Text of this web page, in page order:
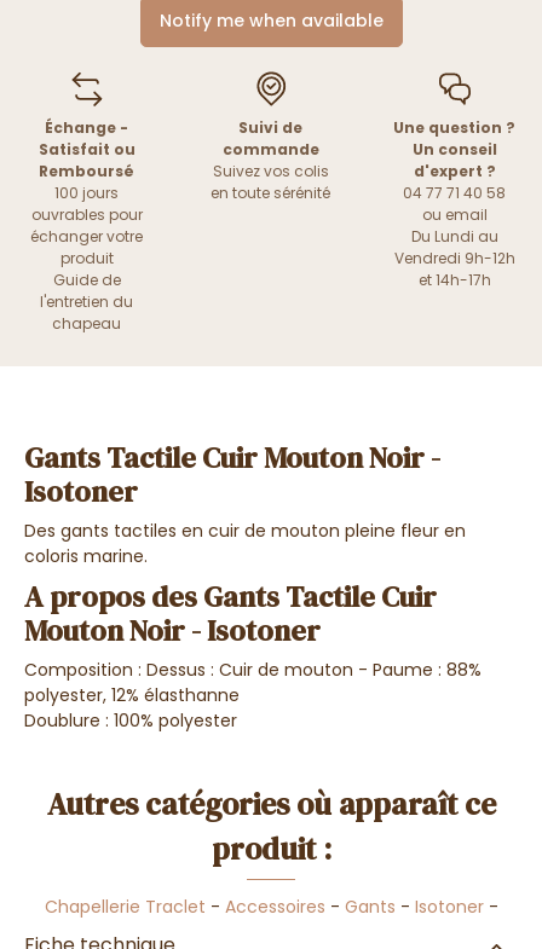
Notify me when available
Échange -
Satisfait ou
Remboursé
100 jours
ouvrables pour
échanger votre
produit
Guide de
l'entretien du
chapeau
Suivi de
commande
Suivez vos colis
en toute sérénité
Une question ?
Un conseil
d'expert ?
04 77 71 40 58
ou email
Du Lundi au
Vendredi 9h-12h
et 14h-17h
Gants Tactile Cuir Mouton Noir -
Isotoner
Des gants tactiles en cuir de mouton pleine fleur en
coloris marine.
A propos des Gants Tactile Cuir
Mouton Noir - Isotoner
Composition : Dessus : Cuir de mouton - Paume : 88%
polyester, 12% élasthanne
Doublure : 100% polyester
Autres catégories où apparaît ce
produit :
Chapellerie Traclet - Accessoires - Gants - Isotoner-